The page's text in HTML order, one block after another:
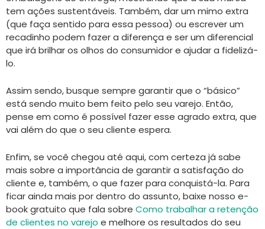
tem ações sustentáveis. Também, dar um mimo extra
(que faça sentido para essa pessoa) ou escrever um
recadinho podem fazer a diferença e ser um diferencial
que irá brilhar os olhos do consumidor e ajudar a fidelizá-
lo.
Assim sendo, busque sempre garantir que o “básico”
está sendo muito bem feito pelo seu varejo. Então,
pense em como é possível fazer esse agrado extra, que
vai além do que o seu cliente espera.
Enfim, se você chegou até aqui, com certeza já sabe
mais sobre a importância de garantir a satisfação do
cliente e, também, o que fazer para conquistá-la. Para
ficar ainda mais por dentro do assunto, baixe nosso e-
book gratuito que fala sobre Como trabalhar a retenção
de clientes no varejo e melhore os resultados do seu